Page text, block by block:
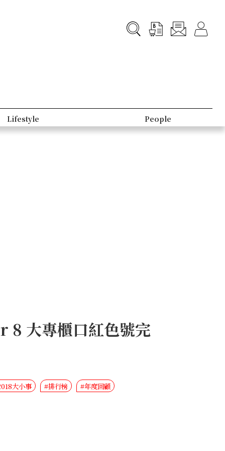
Lifestyle People
8 大專櫃口紅色號完
大小事 #排行榜 #年度回顧